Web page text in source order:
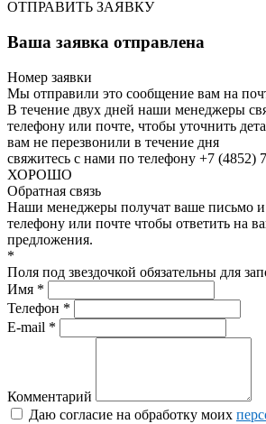
ОТПРАВИТЬ ЗАЯВКУ
Ваша заявка отправлена
Номер заявки
Мы отправили это сообщение вам на
В течение двух дней наши менеджеры
телефону или почте, чтобы уточнить
вам не перезвонили в течение дня
свяжитесь с нами по телефону +7 (4852)
ХОРОШО
Обратная связь
Наши менеджеры получат ваше письмо и
телефону или почте чтобы ответить на
предложения.
*
Поля под звездочкой обязательны для
Имя *
Телефон *
E-mail *
Комментарий
Даю согласие на обработку моих